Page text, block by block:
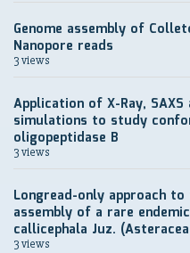
Genome assembly of
Nanopore reads
3 views
Application of X-Ray,
simulations to study
oligopeptidase B
3 views
Longread-only approach
assembly of a rare
callicephala Juz.
3 views